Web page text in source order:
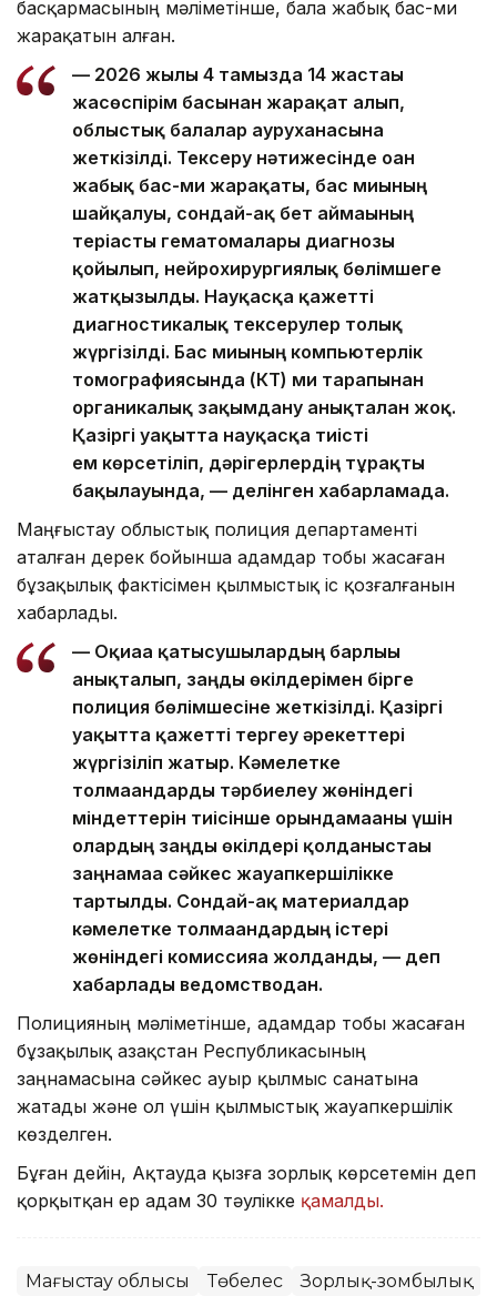
басқармасының мәліметінше, бала жабық бас-ми
жарақатын алған.
— 2026 жылғы 4 тамызда 14 жастағы
жасөспірім басынан жарақат алып,
облыстық балалар ауруханасына
жеткізілді. Тексеру нәтижесінде оған
жабық бас-ми жарақаты, бас миының
шайқалуы, сондай-ақ бет аймағының
теріасты гематомалары диагнозы
қойылып, нейрохирургиялық бөлімшеге
жатқызылды. Науқасқа қажетті
диагностикалық тексерулер толық
жүргізілді. Бас миының компьютерлік
томографиясында (КТ) ми тарапынан
органикалық зақымдану анықталған жоқ.
Қазіргі уақытта науқасқа тиісті
ем көрсетіліп, дәрігерлердің тұрақты
бақылауында, — делінген хабарламада.
Маңғыстау облыстық полиция департаменті
аталған дерек бойынша адамдар тобы жасаған
бұзақылық фактісімен қылмыстық іс қозғалғанын
хабарлады.
— Оқиғаға қатысушылардың барлығы
анықталып, заңды өкілдерімен бірге
полиция бөлімшесіне жеткізілді. Қазіргі
уақытта қажетті тергеу әрекеттері
жүргізіліп жатыр. Кәмелетке
толмағандарды тәрбиелеу жөніндегі
міндеттерін тиісінше орындамағаны үшін
олардың заңды өкілдері қолданыстағы
заңнамаға сәйкес жауапкершілікке
тартылды. Сондай-ақ материалдар
кәмелетке толмағандардың істері
жөніндегі комиссияға жолданды, — деп
хабарлады ведомстводан.
Полицияның мәліметінше, адамдар тобы жасаған
бұзақылық Қазақстан Республикасының
заңнамасына сәйкес ауыр қылмыс санатына
жатады және ол үшін қылмыстық жауапкершілік
көзделген.
Бұған дейін, Ақтауда қызға зорлық көрсетемін деп
қорқытқан ер адам 30 тәулікке қамалды.
Маңғыстау облысы Төбелес Зорлық-зомбылық